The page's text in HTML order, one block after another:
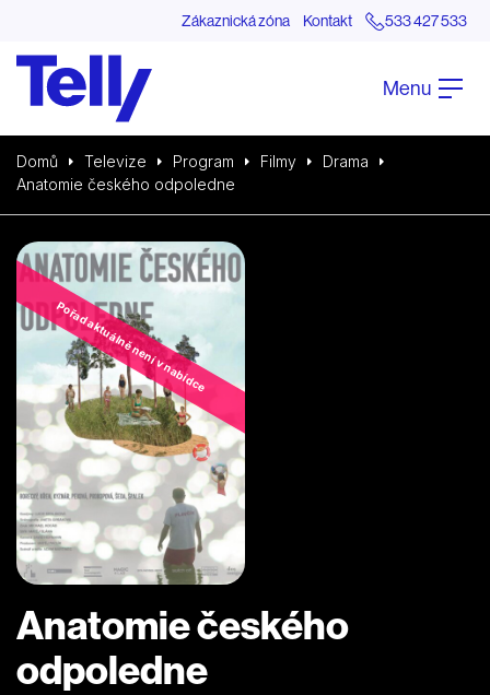
Zákaznická zóna Kontakt 533 427 533
Menu
Domů Televize Program Filmy
Drama
Anatomie českého odpoledne
Pořad aktuálně není v nabídce
Anatomie českého
odpoledne